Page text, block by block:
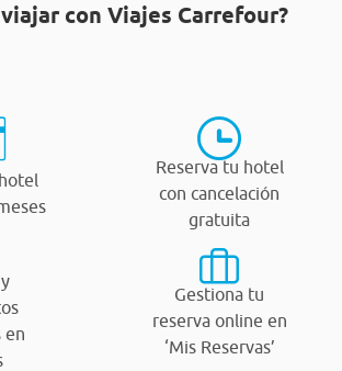
con Viajes Carrefour?
Reserva tu hotel
con cancelación
gratuita
en
Gestiona tu
reserva online en
‘Mis Reservas’